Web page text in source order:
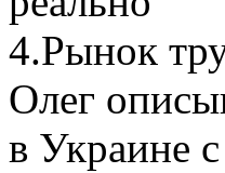
4.Рынок
Олег
в Украине